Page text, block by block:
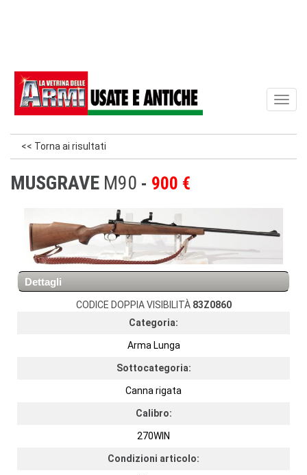
<< Torna ai risultati
MUSGRAVE M90 900 €
Dettagli
CODICE DOPPIA VISIBILITÀ83Z0860
Categoria:
Arma Lunga
Sottocategoria:
Canna rigata
Calibro:
270WIN
Condizioni articolo: